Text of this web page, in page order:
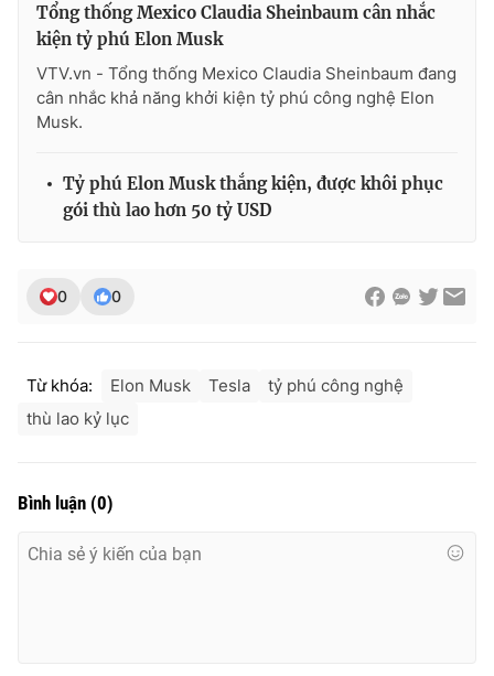
Tổng thống Mexico Claudia Sheinbaum cân nhắc
kiện tỷ phú Elon Musk
VTV.vn - Tổng thống Mexico Claudia Sheinbaum đang
cân nhắc khả năng khởi kiện tỷ phú công nghệ Elon
Musk.
Tỷ phú Elon Musk thắng kiện, được khôi phục
gói thù lao hơn 50 tỷ USD
0 0
Từ khóa: Elon Musk Tesla
tỷ phú công nghệ
thù lao kỷ lục
Bình luận (0)